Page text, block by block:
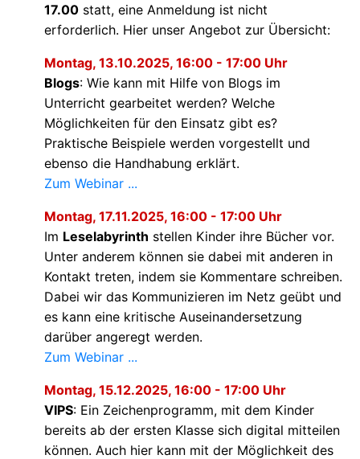
17.00 statt, eine Anmeldung ist nicht
erforderlich. Hier unser Angebot zur Übersicht:
Montag, 13.10.2025, 16:00 - 17:00 Uhr
Blogs: Wie kann mit Hilfe von Blogs im
Unterricht gearbeitet werden? Welche
Möglichkeiten für den Einsatz gibt es?
Praktische Beispiele werden vorgestellt und
ebenso die Handhabung erklärt.
Zum Webinar ...
Montag, 17.11.2025, 16:00 - 17:00 Uhr
Im Leselabyrinth stellen Kinder ihre Bücher vor.
Unter anderem können sie dabei mit anderen in
Kontakt treten, indem sie Kommentare schreiben.
Dabei wir das Kommunizieren im Netz geübt und
es kann eine kritische Auseinandersetzung
darüber angeregt werden.
Zum Webinar ...
Montag, 15.12.2025, 16:00 - 17:00 Uhr
VIPS: Ein Zeichenprogramm, mit dem Kinder
bereits ab der ersten Klasse sich digital mitteilen
können. Auch hier kann mit der Möglichkeit des